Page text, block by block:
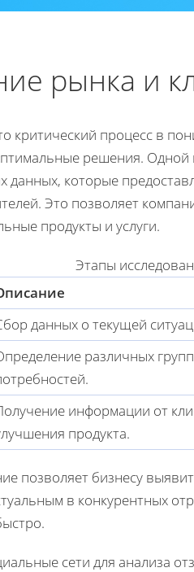
рынка и
критический процесс в
решения. Одной
которые
Это позволяет
продукты и услуги.
Этапы
данных о текущей
различных
информации от
продукта.
позволяет бизнесу
в конкурентных
сети для анализа